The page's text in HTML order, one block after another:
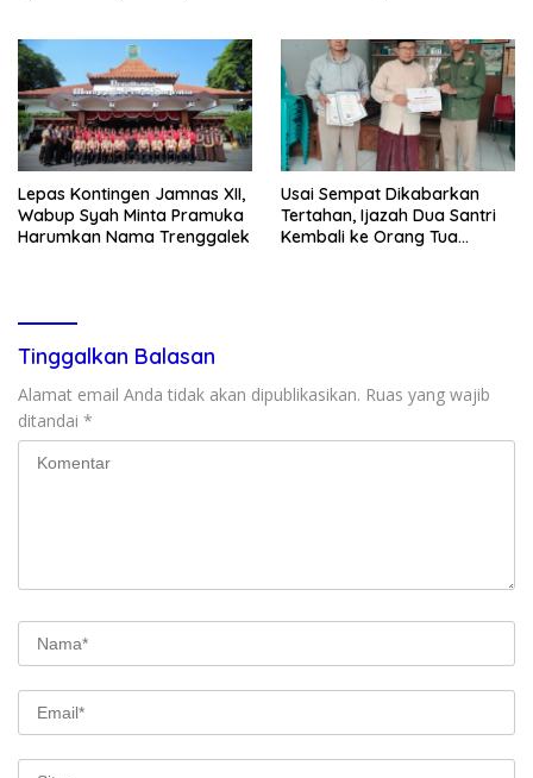
Lepas Kontingen Jamnas XII,
Wabup Syah Minta Pramuka
Harumkan Nama Trenggalek
Usai Sempat Dikabarkan
Tertahan, Ijazah Dua Santri
Kembali ke Orang Tua
Tinggalkan Balasan
Alamat email Anda tidak akan dipublikasikan. Ruas yang wajib
ditandai *